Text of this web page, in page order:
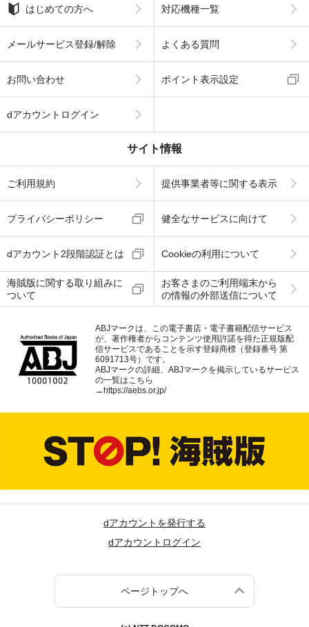
はじめての方へ 対応機種一覧
メールサービス登録/解除 よくある質問
お問い合わせ ポイント表示設定
dアカウントログイン
サイト情報
ご利用規約 提供事業者等に関する表示
プライバシーポリシー 健全なサービスに向けて
dアカウント2段階認証とは Cookieの利用について
海賊版に関する取り組みに
ついて
お客さまのご利用端末から
の情報の外部送信について
ABJマークは、この電子書店・電子書籍配信サービス
が、著作権者からコンテンツ使用許諾を得た正規版配
信サービスであることを示す登録商標（登録番号 第
6091713号）です。
ABJマークの詳細、ABJマークを掲示しているサービス
の一覧はこちら
→https://aebs.or.jp/
dアカウントを発行する
dアカウントログイン
ページトップへ